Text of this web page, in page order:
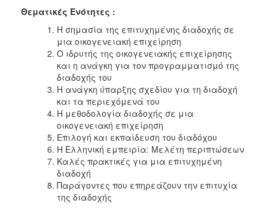
Θεματικές Ενότητες :
Η σημασία της επιτυχημένης διαδοχής σε
μια οικογενειακή επιχείρηση
Ο ιδρυτής της οικογενειακής επιχείρησης
και η ανάγκη για τον προγραμματισμό της
διαδοχής του
Η ανάγκη ύπαρξης σχεδίου για τη διαδοχή
και τα περιεχόμενά του
Η μεθοδολογία διαδοχής σε μια
οικογενειακή επιχείρηση
Επιλογή και εκπαίδευση του διαδόχου
Η Ελληνική εμπειρία: Μελέτη περιπτώσεων
Καλές πρακτικές για μια επιτυχημένη
διαδοχή
Παράγοντες που επηρεάζουν την επιτυχία
της διαδοχής